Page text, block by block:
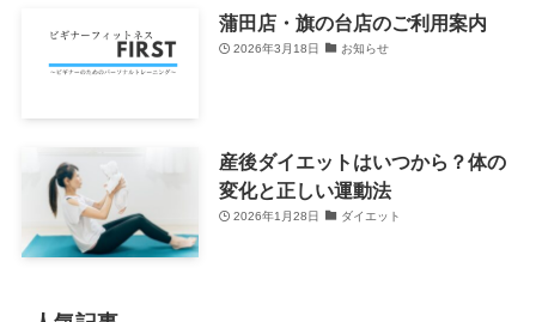
蒲田店・旗の台店のご利用案内
2026年3月18日 お知らせ
産後ダイエットはいつから？体の
変化と正しい運動法
2026年1月28日 ダイエット